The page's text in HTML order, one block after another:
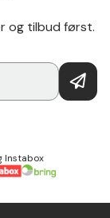
og tilbud først.
Instabox